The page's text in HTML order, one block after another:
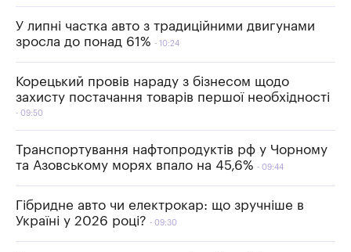
У липні частка авто з традиційними двигунами
зросла до понад 61%
10:24
Корецький провів нараду з бізнесом щодо
захисту постачання товарів першої необхідності
09:50
Транспортування нафтопродуктів рф у Чорному
та Азовському морях впало на 45,6%
09:44
Гібридне авто чи електрокар: що зручніше в
Україні у 2026 році?
09:30